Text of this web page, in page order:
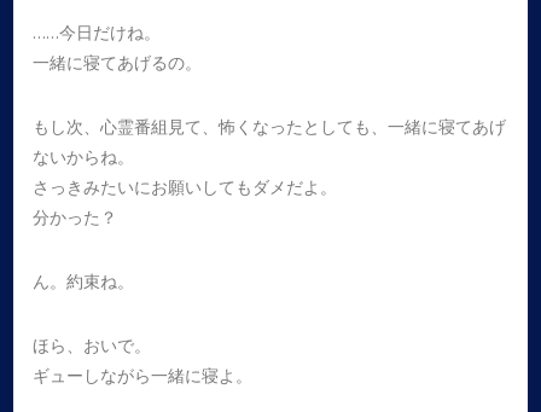
……今日だけね。
一緒に寝てあげるの。
もし次、心霊番組見て、怖くなったとしても、一緒に寝てあげ
ないからね。
さっきみたいにお願いしてもダメだよ。
分かった？
ん。約束ね。
ほら、おいで。
ギューしながら一緒に寝よ。